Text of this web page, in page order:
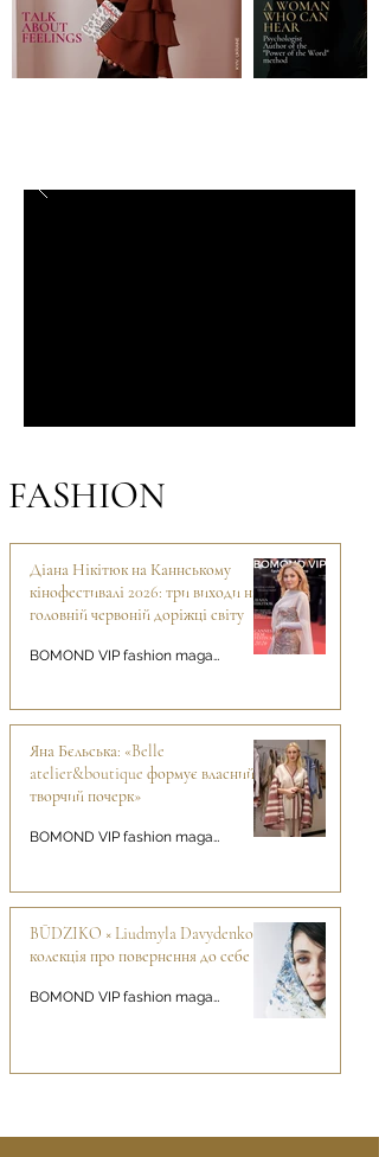
FASHION
Діана Нікітюк на Каннському
кінофестивалі 2026: три виходи на
головній червоній доріжці світу
BOMOND VIP fashion magazine
Яна Бєльська: «Belle
atelier&boutique формує власний
творчий почерк»
BOMOND VIP fashion magazine
BŪDZIKO × Liudmyla Davydenko:
колекція про повернення до себе
BOMOND VIP fashion magazine